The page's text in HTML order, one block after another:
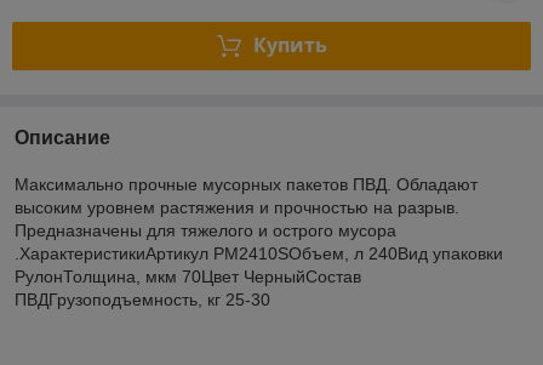
Купить
Описание
Максимально прочные мусорных пакетов ПВД. Обладают
высоким уровнем растяжения и прочностью на разрыв.
Предназначены для тяжелого и острого мусора
.ХарактеристикиАртикул PM2410SОбъем, л 240Вид упаковки
РулонТолщина, мкм 70Цвет ЧерныйСостав
ПВДГрузоподъемность, кг 25-30